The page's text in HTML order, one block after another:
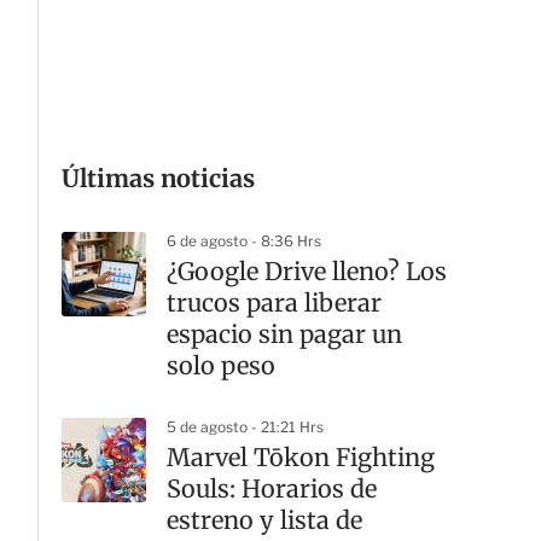
Últimas noticias
6 de agosto - 8:36 Hrs
¿Google Drive lleno? Los
trucos para liberar
espacio sin pagar un
solo peso
5 de agosto - 21:21 Hrs
Marvel Tōkon Fighting
Souls: Horarios de
estreno y lista de